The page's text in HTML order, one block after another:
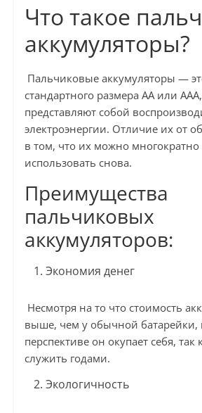
Что такое
аккумуляторы?
Пальчиковые аккумуляторы —
стандартного размера AA или
представляют собой
электроэнергии. Отличие их от
в том, что их можно многократно
использовать снова.
Преимущества
пальчиковых
аккумуляторов:
Экономия денег
Несмотря на то что стоимость
выше, чем у обычной батарейки,
перспективе он окупает себя, так
служить годами.
Экологичность